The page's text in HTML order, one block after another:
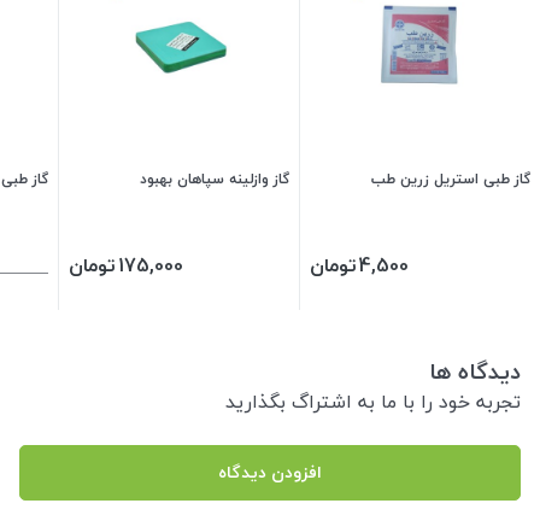
گاز طبی استریل زرین طب
4,500تومان
گاز وازلینه سپاهان بهبود
175,000تومان
گاز طبی
دیدگاه ها
تجربه خود را با ما به اشتراگ بگذارید
افزودن دیدگاه